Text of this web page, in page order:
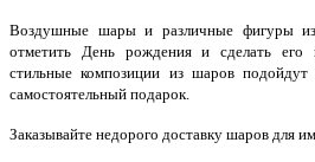
Воздушные шары и различные фигуры
отметить День рождения и сделать
стильные композиции из шаров
самостоятельный подарок.
Заказывайте недорого доставку шаров для